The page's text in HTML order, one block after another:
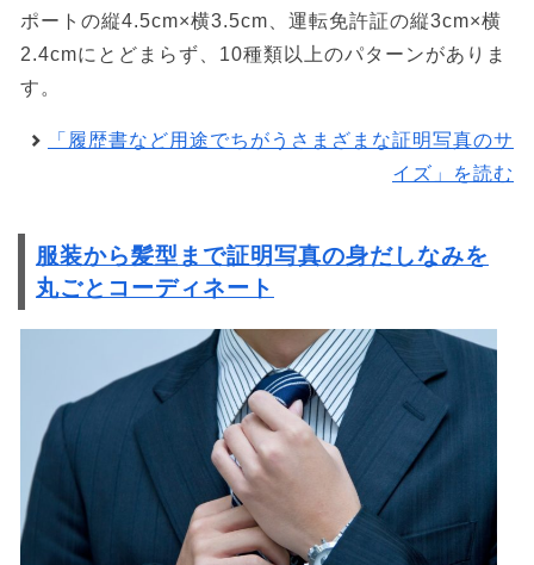
ポートの縦4.5cm×横3.5cm、運転免許証の縦3cm×横
2.4cmにとどまらず、10種類以上のパターンがありま
す。
「履歴書など用途でちがうさまざまな証明写真のサ
イズ」を読む
服装から髪型まで証明写真の身だしなみを
丸ごとコーディネート